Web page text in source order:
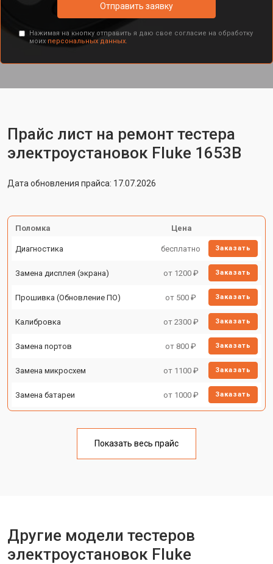
Отправить заявку
Нажимая на кнопку отправить я даю свое согласие на обработку
моих персональных данных.
Прайс лист на ремонт тестера
электроустановок Fluke 1653B
Дата обновления прайса: 17.07.2026
Поломка Цена
Диагностика бесплатно Заказать
Замена дисплея (экрана) от 1200 ₽ Заказать
Прошивка (Обновление ПО) от 500 ₽ Заказать
Калибровка от 2300 ₽ Заказать
Замена портов от 800 ₽ Заказать
Замена микросхем от 1100 ₽ Заказать
Замена батареи от 1000 ₽ Заказать
Показать весь прайс
Другие модели тестеров
электроустановок Fluke